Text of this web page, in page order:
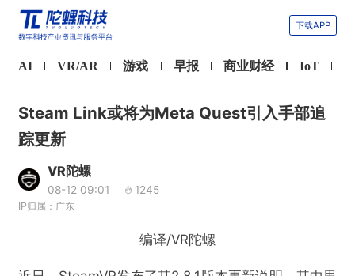
下载APP
AI VR/AR 游戏 早报 商业财经 IoT
Steam Link或将为Meta Quest引入手部追
踪更新
VR陀螺
08-12 09:01 1245
IP归属：广东
编译/VR陀螺